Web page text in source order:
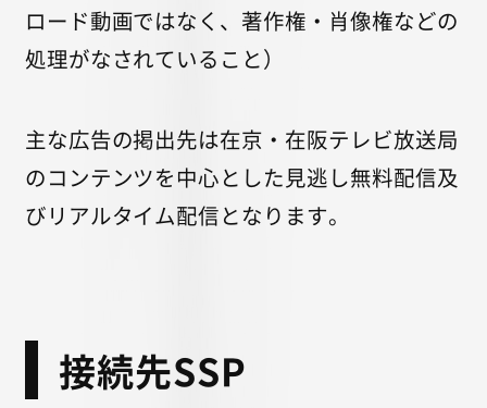
ロード動画ではなく、著作権・肖像権などの
処理がなされていること）
主な広告の掲出先は在京・在阪テレビ放送局
のコンテンツを中心とした見逃し無料配信及
びリアルタイム配信となります。
接続先SSP